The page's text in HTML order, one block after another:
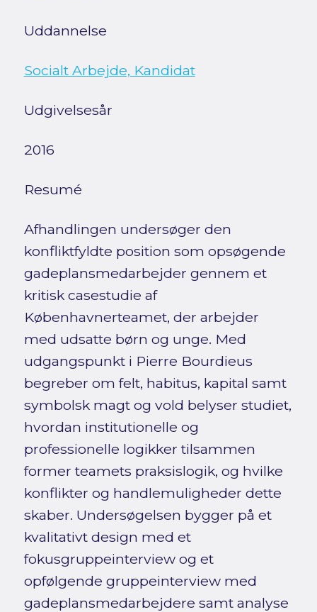
Uddannelse
Socialt Arbejde, Kandidat
Udgivelsesår
2016
Resumé
Afhandlingen undersøger den
konfliktfyldte position som opsøgende
gadeplansmedarbejder gennem et
kritisk casestudie af
Københavnerteamet, der arbejder
med udsatte børn og unge. Med
udgangspunkt i Pierre Bourdieus
begreber om felt, habitus, kapital samt
symbolsk magt og vold belyser studiet,
hvordan institutionelle og
professionelle logikker tilsammen
former teamets praksislogik, og hvilke
konflikter og handlemuligheder dette
skaber. Undersøgelsen bygger på et
kvalitativt design med et
fokusgruppeinterview og et
opfølgende gruppeinterview med
gadeplansmedarbejdere samt analyse